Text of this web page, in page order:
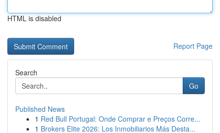
HTML is disabled
Report Page
Search
Go
Published News
1 Red Bull Portugal: Onde Comprar e Preços Corre...
1 Brokers Elite 2026: Los Inmobiliarios Más Desta...